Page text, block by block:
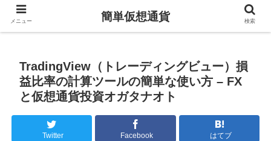
TradingView（トレーディングビュー）損
益比率の計算ツールの簡単な使い方 – FX
と仮想通貨投資オガタナオト
Twitter Facebook はてブ
メニュー 簡単仮想通貨 検索